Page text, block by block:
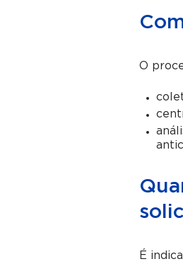
O
É